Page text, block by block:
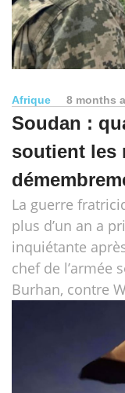
Afrique 8 months
Soudan :
soutient les
La guerre
plus d’un an a
inquiétante
chef de l’armée
Burhan, contre